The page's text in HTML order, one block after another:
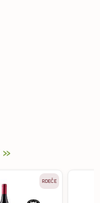
RDEČE